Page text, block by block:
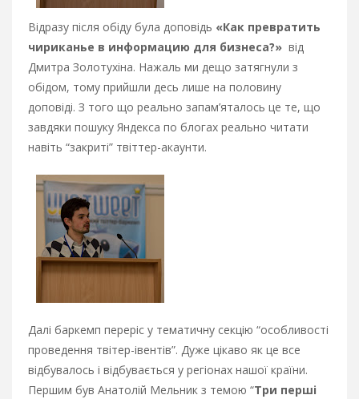
Відразу після обіду була доповідь «Как превратить
чириканье в информацию для бизнеса?» від
Дмитра Золотухіна. Нажаль ми дещо затягнули з
обідом, тому прийшли десь лише на половину
доповіді. З того що реально запам’яталось це те, що
завдяки пошуку Яндекса по блогах реально читати
навіть “закриті” твіттер-акаунти.
Далі баркемп переріс у тематичну секцію “особливості
проведення твітер-івентів”. Дуже цікаво як це все
відбувалось і відбувається у регіонах нашої країни.
Першим був Анатолій Мельник з темою “Три перші